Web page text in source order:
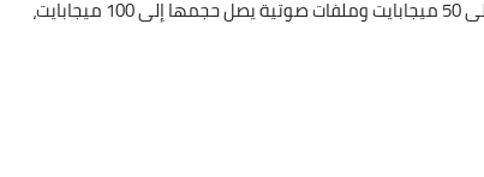
بالإضافة إلى قدرته على إرسال ملفات فيديو يصل حجمها إلى 50 ميجابايت وملفات صوتية يصل حجمها إلى 100 ميجابايت،